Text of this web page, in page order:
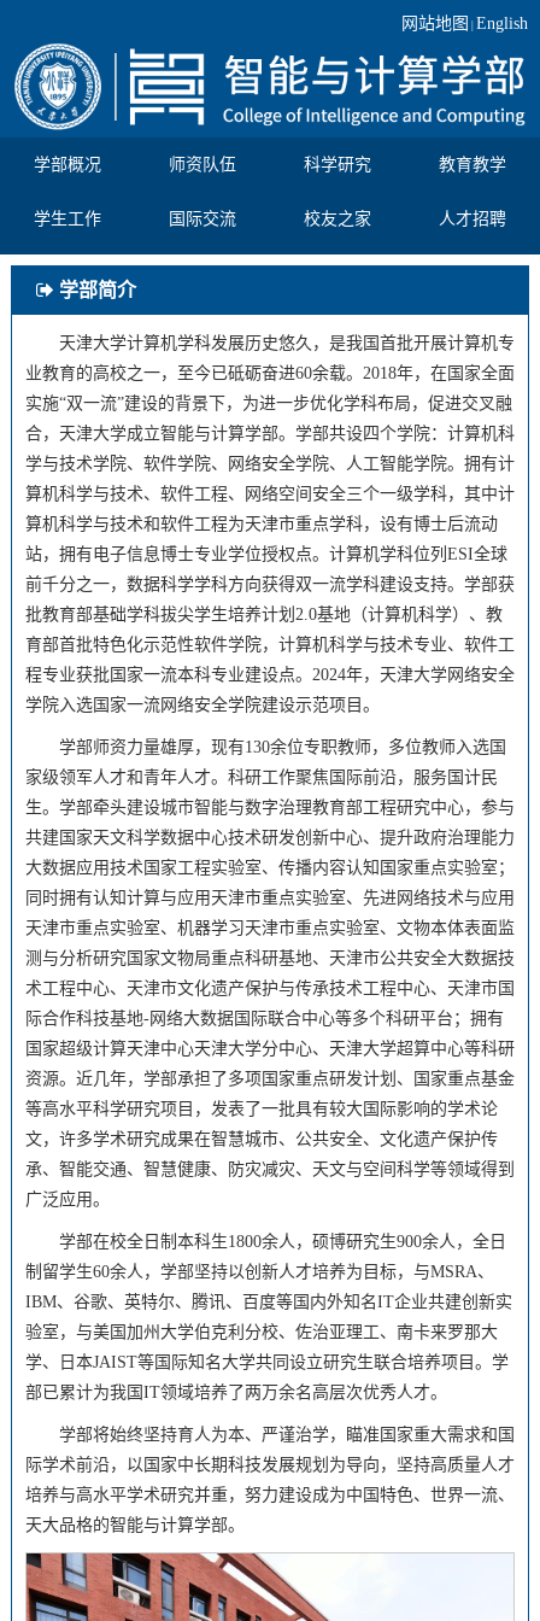
网站地图 English
学部概况 师资队伍 科学研究 教育教学
学生工作 国际交流 校友之家 人才招聘
学部简介
天津大学计算机学科发展历史悠久，是我国首批开展计算机专
业教育的高校之一，至今已砥砺奋进60余载。2018年，在国家全面
实施“双一流”建设的背景下，为进一步优化学科布局，促进交叉融
合，天津大学成立智能与计算学部。学部共设四个学院：计算机科
学与技术学院、软件学院、网络安全学院、人工智能学院。拥有计
算机科学与技术、软件工程、网络空间安全三个一级学科，其中计
算机科学与技术和软件工程为天津市重点学科，设有博士后流动
站，拥有电子信息博士专业学位授权点。计算机学科位列ESI全球
前千分之一，数据科学学科方向获得双一流学科建设支持。学部获
批教育部基础学科拔尖学生培养计划2.0基地（计算机科学）、教
育部首批特色化示范性软件学院，计算机科学与技术专业、软件工
程专业获批国家一流本科专业建设点。2024年，天津大学网络安全
学院入选国家一流网络安全学院建设示范项目。
学部师资力量雄厚，现有130余位专职教师，多位教师入选国
家级领军人才和青年人才。科研工作聚焦国际前沿，服务国计民
生。学部牵头建设城市智能与数字治理教育部工程研究中心，参与
共建国家天文科学数据中心技术研发创新中心、提升政府治理能力
大数据应用技术国家工程实验室、传播内容认知国家重点实验室；
同时拥有认知计算与应用天津市重点实验室、先进网络技术与应用
天津市重点实验室、机器学习天津市重点实验室、文物本体表面监
测与分析研究国家文物局重点科研基地、天津市公共安全大数据技
术工程中心、天津市文化遗产保护与传承技术工程中心、天津市国
际合作科技基地-网络大数据国际联合中心等多个科研平台；拥有
国家超级计算天津中心天津大学分中心、天津大学超算中心等科研
资源。近几年，学部承担了多项国家重点研发计划、国家重点基金
等高水平科学研究项目，发表了一批具有较大国际影响的学术论
文，许多学术研究成果在智慧城市、公共安全、文化遗产保护传
承、智能交通、智慧健康、防灾减灾、天文与空间科学等领域得到
广泛应用。
学部在校全日制本科生1800余人，硕博研究生900余人，全日
制留学生60余人，学部坚持以创新人才培养为目标，与MSRA、
IBM、谷歌、英特尔、腾讯、百度等国内外知名IT企业共建创新实
验室，与美国加州大学伯克利分校、佐治亚理工、南卡来罗那大
学、日本JAIST等国际知名大学共同设立研究生联合培养项目。学
部已累计为我国IT领域培养了两万余名高层次优秀人才。
学部将始终坚持育人为本、严谨治学，瞄准国家重大需求和国
际学术前沿，以国家中长期科技发展规划为导向，坚持高质量人才
培养与高水平学术研究并重，努力建设成为中国特色、世界一流、
天大品格的智能与计算学部。